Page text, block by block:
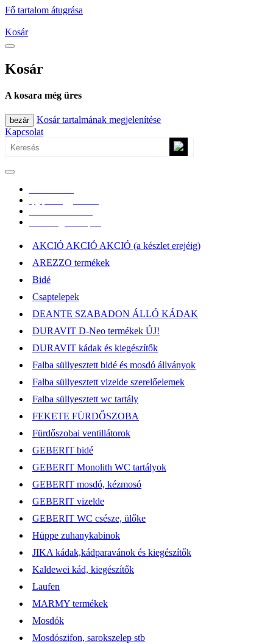
Fő tartalom átugrása
Kosár
Kosár
A kosara még üres
bezár
Kosár tartalmának megjelenítése
Kapcsolat
AKCIÓ AKCIÓ AKCIÓ (a készlet erejéig)
AREZZO termékek
Bidé
Csaptelepek
DEANTE SZABADON ÁLLÓ KÁDAK
DURAVIT D-Neo termékek ÚJ!
DURAVIT kádak és kiegészítők
Falba süllyesztett bidé és mosdó állványok
Falba süllyesztett vizelde szerelőelemek
Falba süllyesztett wc tartály
FEKETE FÜRDŐSZOBA
Fürdőszobai ventillátorok
GEBERIT bidé
GEBERIT Monolith WC tartályok
GEBERIT mosdó, kézmosó
GEBERIT vizelde
GEBERIT WC csésze, ülőke
Hüppe zuhanykabinok
JIKA kádak,kádparavánok és kiegészítők
Kaldewei kád, kiegészítők
Laufen
MARMY termékek
Mosdók
Mosdószifon, sarokszelep stb